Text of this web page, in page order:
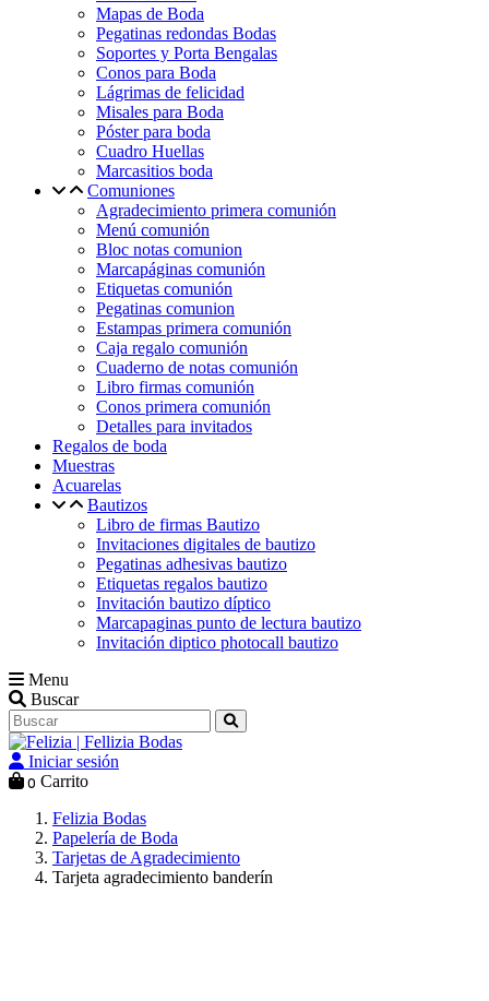
Mapas de Boda
Pegatinas redondas Bodas
Soportes y Porta Bengalas
Conos para Boda
Lágrimas de felicidad
Misales para Boda
Póster para boda
Cuadro Huellas
Marcasitios boda
Comuniones
Agradecimiento primera comunión
Menú comunión
Bloc notas comunion
Marcapáginas comunión
Etiquetas comunión
Pegatinas comunion
Estampas primera comunión
Caja regalo comunión
Cuaderno de notas comunión
Libro firmas comunión
Conos primera comunión
Detalles para invitados
Regalos de boda
Muestras
Acuarelas
Bautizos
Libro de firmas Bautizo
Invitaciones digitales de bautizo
Pegatinas adhesivas bautizo
Etiquetas regalos bautizo
Invitación bautizo díptico
Marcapaginas punto de lectura bautizo
Invitación diptico photocall bautizo
Menu
Buscar
Iniciar sesión
0 Carrito
Felizia Bodas
Papelería de Boda
Tarjetas de Agradecimiento
Tarjeta agradecimiento banderín